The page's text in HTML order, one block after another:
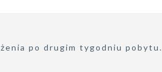
po drugim tygodniu pobytu.